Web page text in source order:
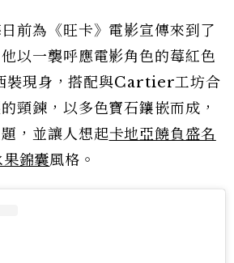
前為《旺卡》電影宣傳來到了
以一襲呼應電影角色的莓紅色
現身，搭配與Cartier工坊合
頸鍊，以多色寶石鑲嵌而成，
，並讓人想起卡地亞饒負盛名
錦囊風格。